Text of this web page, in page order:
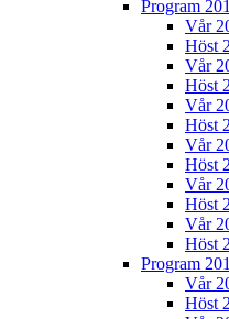
Program
Vår
Höst
Vår
Höst
Vår
Höst
Vår
Höst
Vår
Höst
Vår
Höst
Program
Vår
Höst